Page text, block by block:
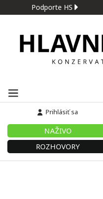
Podporte HS
Prihlásiť sa
NAŽIVO
ROZHOVORY